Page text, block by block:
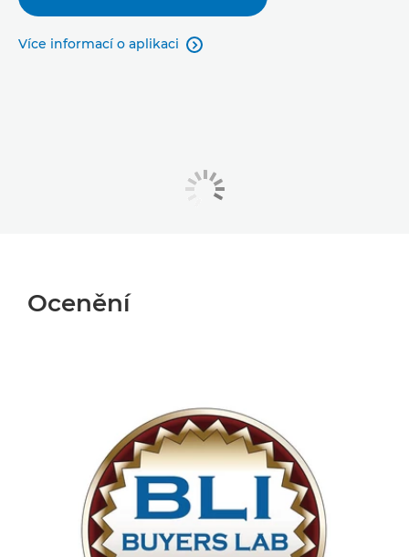
Více informací o aplikaci 
Ocenění